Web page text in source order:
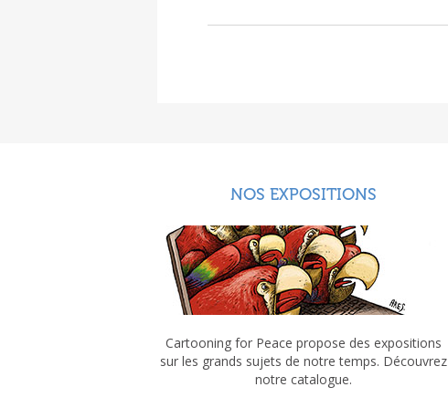
NOS EXPOSITIONS
Cartooning for Peace propose des expositions
sur les grands sujets de notre temps. Découvrez
notre catalogue.